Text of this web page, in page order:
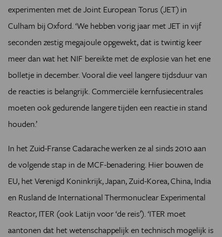
experimenten met de Joint European Torus (JET) in
Culham bij Oxford. ‘We hebben vorig jaar met JET in vijf
seconden zestig megajoule opgewekt, dat is twintig keer
meer dan wat het NIF bereikte met de explosie van het ene
bolletje in december. Vooral die veel langere tijdsduur van
de reacties is belangrijk. Commerciële kernfusiecentrales
moeten ook gedurende langere tijden een reactie in stand
houden.’
In het Zuid-Franse Cadarache werken ze al sinds 2010 aan
de volgende stap in de MCF-benadering. Hier bouwen de
EU, het Verenigd Koninkrijk, Japan, Zuid-Korea, China, India
en Rusland de International Thermonuclear Experimental
Reactor, ITER (ook Latijn voor ‘de reis’). ‘ITER moet
aantonen dat het wetenschappelijk en technisch mogelijk is